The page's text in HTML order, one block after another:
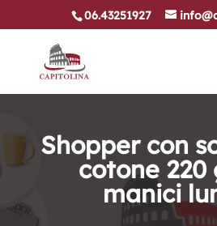
06.43251927
Shopper con
cotone
manici